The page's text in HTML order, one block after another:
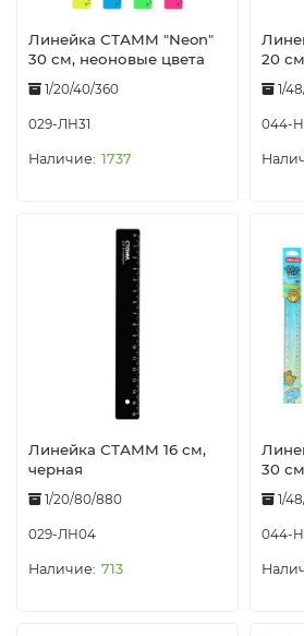
Линейка СТАММ "Neon"
30 см, неоновые цвета
1/20/40/360
029-ЛН31
1737
20
1/
044-
Линейка СТАММ 16 см,
черная
1/20/80/880
029-ЛН04
713
30
1/
044-